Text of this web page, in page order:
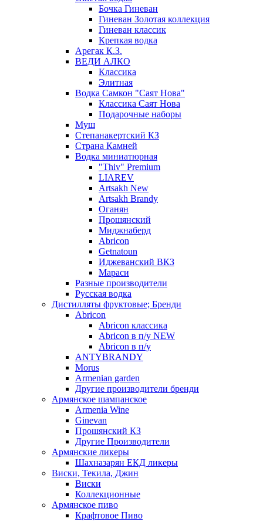
Бочка Гиневан
Гиневан Золотая коллекция
Гиневан классик
Крепкая водка
Арегак К.З.
ВЕДИ АЛКО
Классика
Элитная
Водка Самкон "Саят Нова"
Классика Саят Нова
Подарочные наборы
Муш
Степанакертский КЗ
Страна Камней
Водка миниатюрная
"Thiv" Premium
LIAREV
Artsakh New
Artsakh Brandy
Оганян
Прошянский
Миджнаберд
Abricon
Getnatoun
Иджеванский ВКЗ
Мараси
Разные производители
Русская водка
Дистилляты фруктовые; Бренди
Abricon
Abricon классика
Abricon в п/у NEW
Abricon в п/у
ANTYBRANDY
Morus
Armenian garden
Другие производители бренди
Армянское шампанское
Armenia Wine
Ginevan
Прошянский КЗ
Другие Производители
Армянские ликеры
Шахназарян ЕКД ликеры
Виски, Текила, Джин
Виски
Коллекционные
Армянское пиво
Крафтовое Пиво